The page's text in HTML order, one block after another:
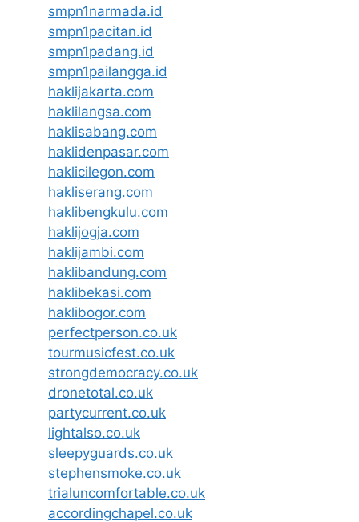
smpn1narmada.id
smpn1pacitan.id
smpn1padang.id
smpn1pailangga.id
haklijakarta.com
haklilangsa.com
haklisabang.com
haklidenpasar.com
haklicilegon.com
hakliserang.com
haklibengkulu.com
haklijogja.com
haklijambi.com
haklibandung.com
haklibekasi.com
haklibogor.com
perfectperson.co.uk
tourmusicfest.co.uk
strongdemocracy.co.uk
dronetotal.co.uk
partycurrent.co.uk
lightalso.co.uk
sleepyguards.co.uk
stephensmoke.co.uk
trialuncomfortable.co.uk
accordingchapel.co.uk